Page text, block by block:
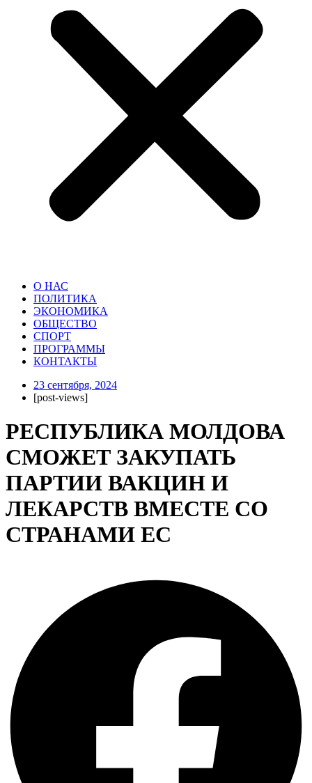
О НАС
ПОЛИТИКА
ЭКОНОМИКА
ОБЩЕСТВО
СПОРТ
ПРОГРАММЫ
КОНТАКТЫ
23 сентября, 2024
[post-views]
РЕСПУБЛИКА МОЛДОВА
СМОЖЕТ ЗАКУПАТЬ
ПАРТИИ ВАКЦИН И
ЛЕКАРСТВ ВМЕСТЕ СО
СТРАНАМИ ЕС